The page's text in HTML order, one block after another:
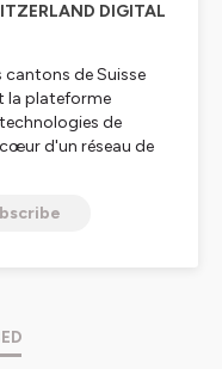
DIGITAL
cantons de Suisse
la plateforme
de
d'un réseau de
digitale ainsi que